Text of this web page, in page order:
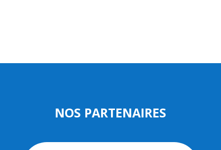
NOS PARTENAIRES